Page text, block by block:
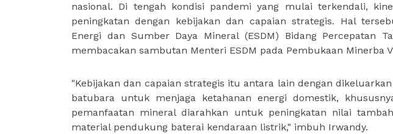
nasional. Di tengah kondisi pandemi yang mulai terkendali,
peningkatan dengan kebijakan dan capaian strategis. Hal
Energi dan Sumber Daya Mineral (ESDM) Bidang Percepatan
membacakan sambutan Menteri ESDM pada Pembukaan Minerba
"Kebijakan dan capaian strategis itu antara lain dengan
batubara untuk menjaga ketahanan energi domestik,
pemanfaatan mineral diarahkan untuk peningkatan nilai
material pendukung baterai kendaraan listrik," imbuh Irwandy.